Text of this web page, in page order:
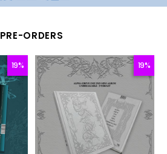
PRE-ORDERS
19% 19%